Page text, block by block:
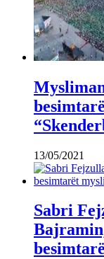
13/05/2021
Sabri